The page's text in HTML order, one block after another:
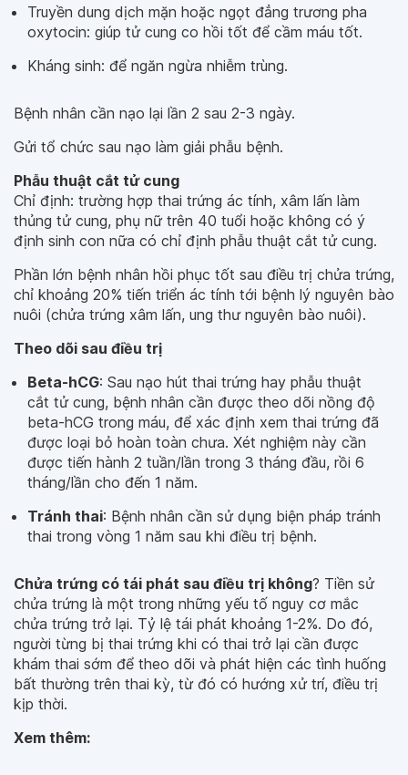
Truyền dung dịch mặn hoặc ngọt đẳng trương pha
oxytocin: giúp tử cung co hồi tốt để cầm máu tốt.
Kháng sinh: để ngăn ngừa nhiễm trùng.
Bệnh nhân cần nạo lại lần 2 sau 2-3 ngày.
Gửi tổ chức sau nạo làm giải phẫu bệnh.
Phẫu thuật cắt tử cung
Chỉ định: trường hợp thai trứng ác tính, xâm lấn làm
thủng tử cung, phụ nữ trên 40 tuổi hoặc không có ý
định sinh con nữa có chỉ định phẫu thuật cắt tử cung.
Phần lớn bệnh nhân hồi phục tốt sau điều trị chửa trứng,
chỉ khoảng 20% tiến triển ác tính tới bệnh lý nguyên bào
nuôi (chửa trứng xâm lấn, ung thư nguyên bào nuôi).
Theo dõi sau điều trị
Beta-hCG: Sau nạo hút thai trứng hay phẫu thuật
cắt tử cung, bệnh nhân cần được theo dõi nồng độ
beta-hCG trong máu, để xác định xem thai trứng đã
được loại bỏ hoàn toàn chưa. Xét nghiệm này cần
được tiến hành 2 tuần/lần trong 3 tháng đầu, rồi 6
tháng/lần cho đến 1 năm.
Tránh thai: Bệnh nhân cần sử dụng biện pháp tránh
thai trong vòng 1 năm sau khi điều trị bệnh.
Chửa trứng có tái phát sau điều trị không? Tiền sử
chửa trứng là một trong những yếu tố nguy cơ mắc
chửa trứng trở lại. Tỷ lệ tái phát khoảng 1-2%. Do đó,
người từng bị thai trứng khi có thai trở lại cần được
khám thai sớm để theo dõi và phát hiện các tình huống
bất thường trên thai kỳ, từ đó có hướng xử trí, điều trị
kịp thời.
Xem thêm: